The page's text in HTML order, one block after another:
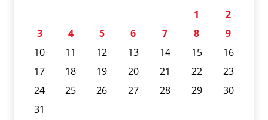
1
2
3
4 5 6 7 8
9
10
11 12 13 14 15
16
17
18 19 20 21 22
23
24
25 26 27 28 29
30
31